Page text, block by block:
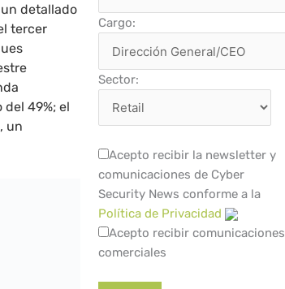
detallado
tercer
49%; el
un
Cargo:
Sector:
Acepto recibir la newsletter y
comunicaciones de Cyber
Security News conforme a la
Política de Privacidad
Acepto recibir comunicaciones
comerciales